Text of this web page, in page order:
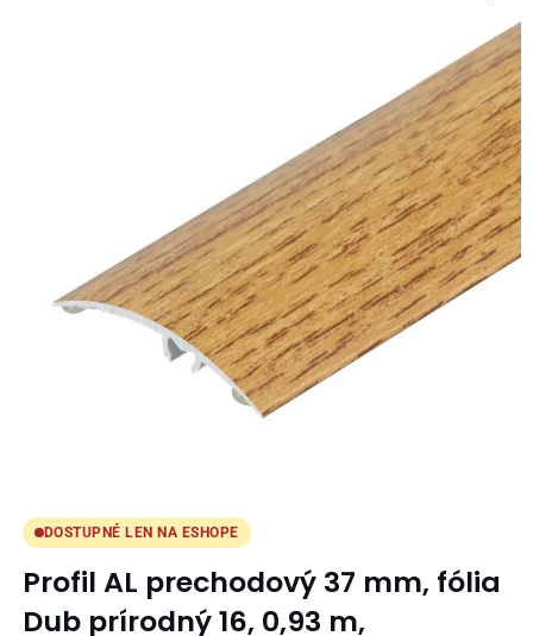
DOSTUPNÉ LEN NA ESHOPE
Profil AL prechodový 37 mm, fólia
Dub prírodný 16, 0,93 m,